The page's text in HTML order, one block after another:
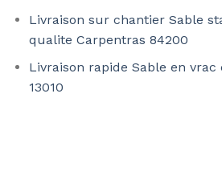
Livraison sur chantier Sable
qualite Carpentras 84200
Livraison rapide Sable en
13010